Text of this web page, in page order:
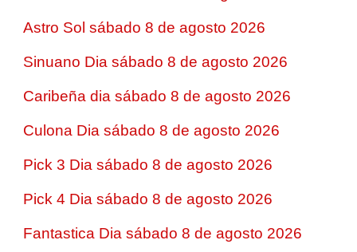
Astro Sol sábado 8 de agosto 2026
Sinuano Dia sábado 8 de agosto 2026
Caribeña dia sábado 8 de agosto 2026
Culona Dia sábado 8 de agosto 2026
Pick 3 Dia sábado 8 de agosto 2026
Pick 4 Dia sábado 8 de agosto 2026
Fantastica Dia sábado 8 de agosto 2026